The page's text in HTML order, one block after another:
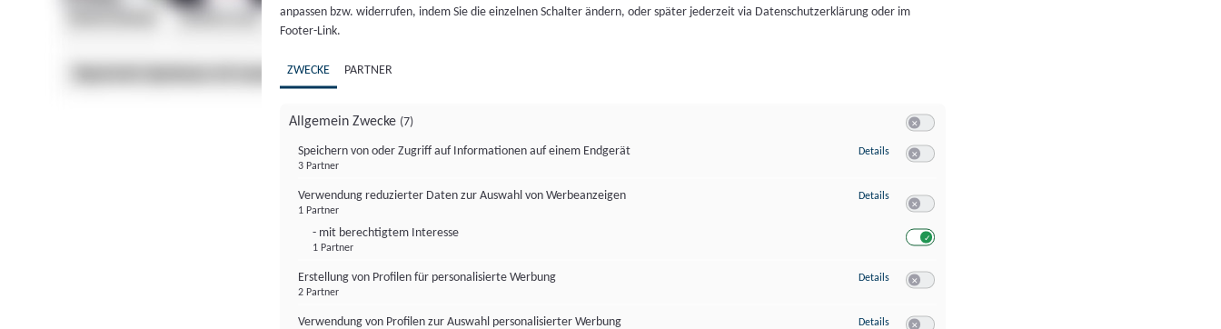
anpassen bzw. widerrufen, indem Sie die einzelnen Schalter ändern, oder später jederzeit via Datenschutzerklärung oder im
Footer-Link.
ZWECKE PARTNER
Allgemein Zwecke (7)
Speichern von oder Zugriff auf Informationen auf einem Endgerät
3 Partner
Details zu Speichern von oder Zugriff auf Informationen auf einem Endgerät
Verwendung reduzierter Daten zur Auswahl von Werbeanzeigen
1 Partner
- mit berechtigtem Interesse
1 Partner
Details zu Verwendung reduzierter Daten zur Auswahl von Werbeanzeigen
Erstellung von Profilen für personalisierte Werbung
2 Partner
Details zu Erstellung von Profilen für personalisierte Werbung
Verwendung von Profilen zur Auswahl personalisierter Werbung
Details zu Verwendung von Profilen zur Auswahl personalisierter Werbung